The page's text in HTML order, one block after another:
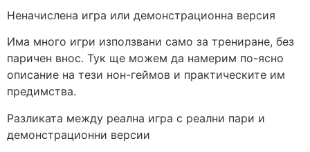
Неначислена игра или демонстрационна версия
Има много игри използвани само за трениране, без
паричен внос. Тук ще можем да намерим по-ясно
описание на тези нон-геймов и практическите им
предимства.
Разликата между реална игра с реални пари и
демонстрационни версии